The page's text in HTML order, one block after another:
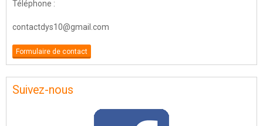
Téléphone :
contactdys10@gmail.com
Formulaire de contact
Suivez-nous